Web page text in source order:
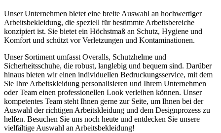
Unser Unternehmen bietet eine breite Auswahl an hochwertiger
Arbeitsbekleidung, die speziell für bestimmte Arbeitsbereiche
konzipiert ist. Sie bietet ein Höchstmaß an Schutz, Hygiene und
Komfort und schützt vor Verletzungen und Kontaminationen.
Unser Sortiment umfasst Overalls, Schutzhelme und
Sicherheitsschuhe, die robust, langlebig und bequem sind. Darüber
hinaus bieten wir einen individuellen Bedruckungsservice, mit dem
Sie Ihre Arbeitskleidung personalisieren und Ihrem Unternehmen
oder Team einen professionellen Look verleihen können. Unser
kompetentes Team steht Ihnen gerne zur Seite, um Ihnen bei der
Auswahl der richtigen Arbeitskleidung und dem Designprozess zu
helfen. Besuchen Sie uns noch heute und entdecken Sie unsere
vielfältige Auswahl an Arbeitsbekleidung!